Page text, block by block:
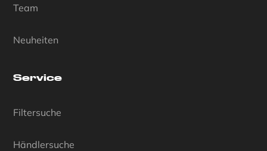
Team
Neuheiten
Service
Filtersuche
Händlersuche